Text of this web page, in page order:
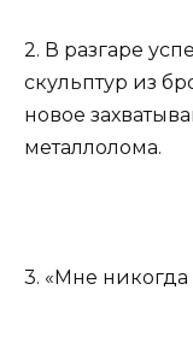
2. В разгаре
скульптур из
новое
металлолома.
3. «Мне никогда